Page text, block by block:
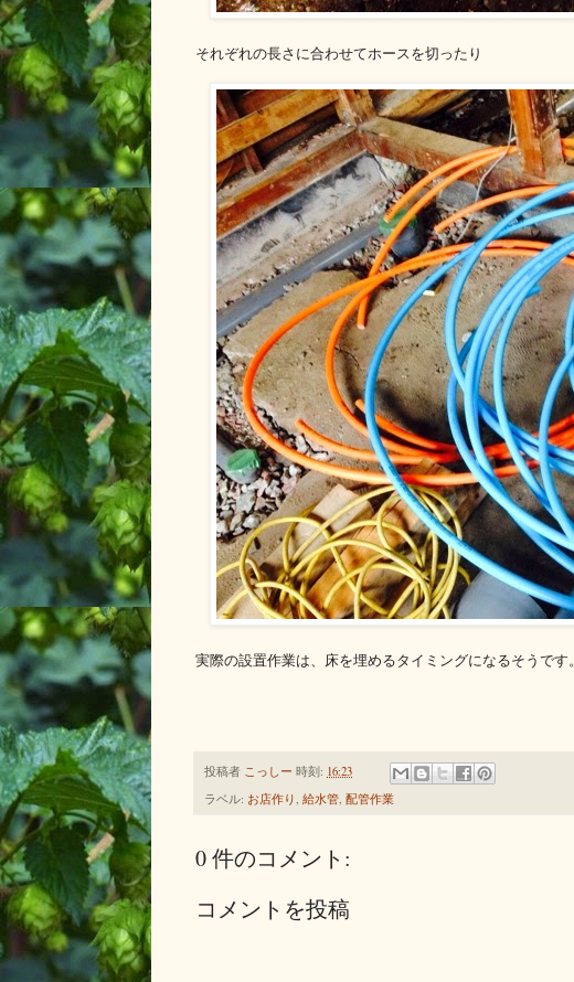
それぞれの長さに合わせてホースを切ったり
実際の設置作業は、床を埋めるタイミングになるそうです。
投稿者 こっしー 時刻: 16:23
ラベル: お店作り, 給水管, 配管作業
0 件のコメント:
コメントを投稿